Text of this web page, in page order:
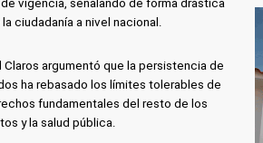
vigencia, señalando de forma drástica
ciudadanía a nivel nacional.
argumentó que la persistencia de
ha rebasado los límites tolerables de
fundamentales del resto de los
y la salud pública.